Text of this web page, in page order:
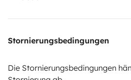
Stornierungsbedingungen
Die Stornierungsbedingungen